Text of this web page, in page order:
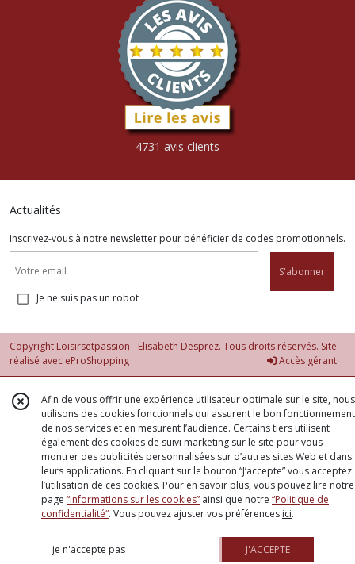
4731 avis clients
Actualités
Inscrivez-vous à notre newsletter pour bénéficier de codes promotionnels.
S'abonner
Je ne suis pas un robot
Copyright Loisirsetpassion - Elisabeth Desprez. Tous droits réservés. Site
réalisé avec eProShopping Accès gérant
Afin de vous offrir une expérience utilisateur optimale sur le site, nous
utilisons des cookies fonctionnels qui assurent le bon fonctionnement
de nos services et en mesurent l’audience. Certains tiers utilisent
également des cookies de suivi marketing sur le site pour vous
montrer des publicités personnalisées sur d’autres sites Web et dans
leurs applications. En cliquant sur le bouton “J’accepte” vous acceptez
l’utilisation de ces cookies. Pour en savoir plus, vous pouvez lire notre
page “Informations sur les cookies” ainsi que notre “Politique de
confidentialité“. Vous pouvez ajuster vos préférences ici.
je n'accepte pas J'ACCEPTE